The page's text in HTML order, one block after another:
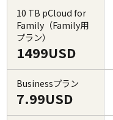
10 TB pCloud for
Family（Family用
プラン）
1499USD
Businessプラン
7.99USD